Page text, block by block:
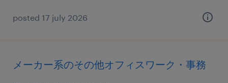
posted 17 july 2026
メーカー系のその他オフィスワーク・事務